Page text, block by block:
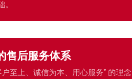
。
售后服务体系
户至上、诚信为本、用心服务” 的理